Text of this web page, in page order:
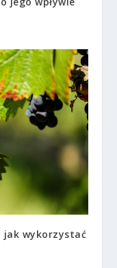
jak wykorzystać